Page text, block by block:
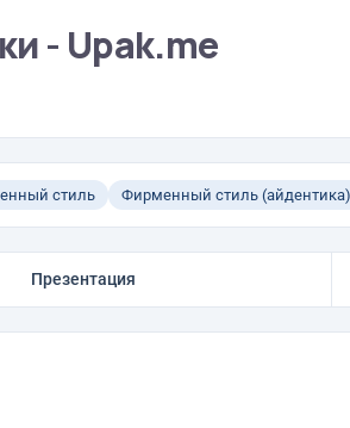
- Upak.me
стиль Фирменный стиль (айдентика)
Презентация